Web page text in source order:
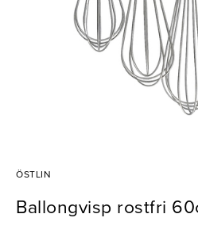
ÖSTLIN
Ballongvisp rostfri